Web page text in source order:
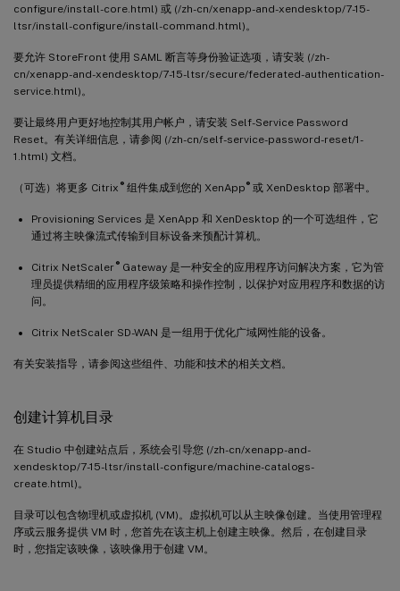
configure/install-core.html) 或 (/zh-cn/xenapp-and-xendesktop/7-15-
ltsr/install-configure/install-command.html)。
要允许 StoreFront 使用 SAML 断言等身份验证选项，请安装 (/zh-
cn/xenapp-and-xendesktop/7-15-ltsr/secure/federated-authentication-
service.html)。
要让最终用户更好地控制其用户帐户，请安装 Self-Service Password
Reset。有关详细信息，请参阅 (/zh-cn/self-service-password-reset/1-
1.html) 文档。
（可选）将更多 Citrix ®组件集成到您的 XenApp ® 或 XenDesktop 部署中。
Provisioning Services 是 XenApp 和 XenDesktop 的一个可选组件，它
通过将主映像流式传输到目标设备来预配计算机。
Citrix NetScaler ®Gateway 是一种安全的应用程序访问解决方案，它为管
理员提供精细的应用程序级策略和操作控制，以保护对应用程序和数据的访
问。
Citrix NetScaler SD-WAN 是一组用于优化广域网性能的设备。
有关安装指导，请参阅这些组件、功能和技术的相关文档。
创建计算机目录
在 Studio 中创建站点后，系统会引导您 (/zh-cn/xenapp-and-
xendesktop/7-15-ltsr/install-configure/machine-catalogs-
create.html)。
目录可以包含物理机或虚拟机 (VM)。虚拟机可以从主映像创建。当使用管理程
序或云服务提供 VM 时，您首先在该主机上创建主映像。然后，在创建目录
时，您指定该映像，该映像用于创建 VM。